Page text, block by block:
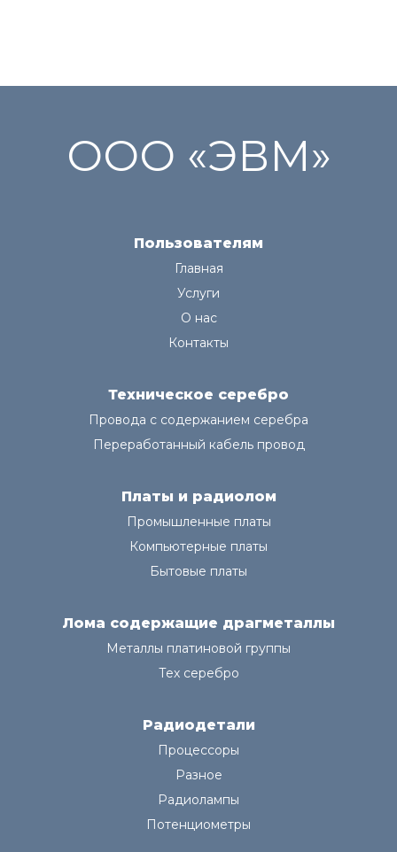
ООО «ЭВМ»
Пользователям
Главная
Услуги
О нас
Контакты
Техническое серебро
Провода с содержанием серебра
Переработанный кабель провод
Платы и радиолом
Промышленные платы
Компьютерные платы
Бытовые платы
Лома содержащие драгметаллы
Металлы платиновой группы
Тех серебро
Радиодетали
Процессоры
Разное
Радиолампы
Потенциометры